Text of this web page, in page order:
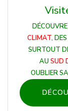
CLIMAT,
SURTOUT
AU SUD
OUBLIER